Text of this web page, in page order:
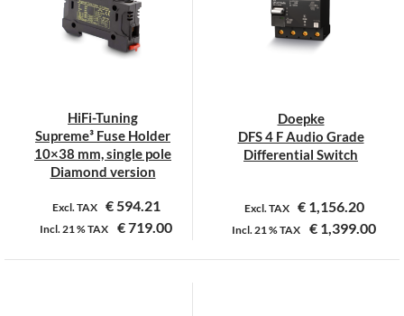
optie
kan
de
productpagina
optie
kan
de
productpagina
HiFi-Tuning
Supreme³ Fuse Holder
10×38 mm, single pole
Diamond version
Excl. TAX €594.21
Incl.21 %TAX €719.00
Dit
Doepke
DFS 4 F Audio Grade
Differential Switch
Excl. TAX €1,156.20
Incl.21 %TAX € 1,399.00